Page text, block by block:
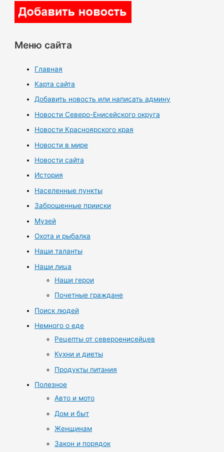
Меню сайта
Главная
Карта сайта
Добавить новость или написать админу
Новости Северо-Енисейского округа
Новости Красноярского края
Новости в мире
Новости сайта
История
Населенные пункты
Заброшенные прииски
Музей
Охота и рыбалка
Наши таланты
Наши лица
Наши герои
Почетные граждане
Поиск людей
Немного о еде
Рецепты от североенисейцев
Кухни и диеты
Продукты питания
Полезное
Авто и мото
Дом и быт
Женщинам
Закон и порядок